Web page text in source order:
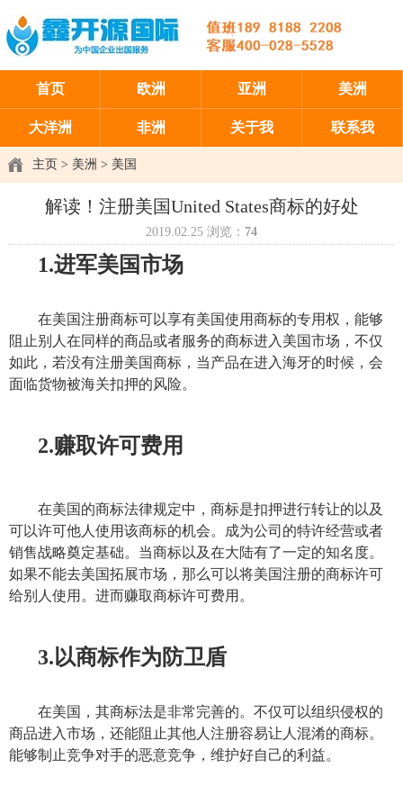
首页 欧洲 亚洲 美洲
大洋洲 非洲 关于我 联系我
主页 > 美洲 > 美国
解读！注册美国United States商标的好处
2019.02.25 浏览： 74
1.进军美国市场
在美国注册商标可以享有美国使用商标的专用权，能够
阻止别人在同样的商品或者服务的商标进入美国市场，不仅
如此，若没有注册美国商标 ，当产品在进入海牙的时候，会
面临货物被海关扣押的风险。
2.赚取许可费用
在美国的商标法律规定中， 商标是扣押进行转让的以及
可以许可他人使用该商标的机会。成为公司的特许经营或者
销售战略奠定基础。当商标以及在大陆有了一定的知名度。
如果不能去美国拓展市场，那么可以将美国注册的商标许可
给别人使用。进而赚取商标许可费用。
3.以商标作为防卫盾
在美国，其商标法是非常完善的。不仅可以组织侵权的
商品进入市场，还能阻止其他人注册容易让人混淆的商标。
能够制止竞争对手的恶意竞争，维护好自己的利益。